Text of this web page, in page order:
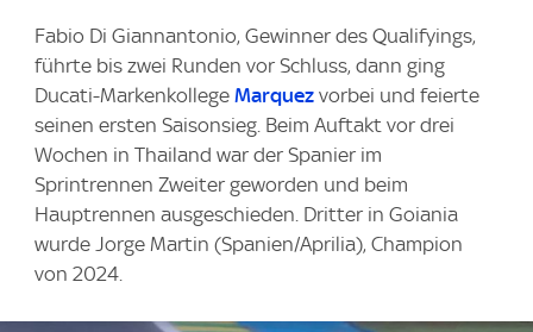
Fabio Di Giannantonio, Gewinner des Qualifyings,
führte bis zwei Runden vor Schluss, dann ging
Ducati-Markenkollege Marquez vorbei und feierte
seinen ersten Saisonsieg. Beim Auftakt vor drei
Wochen in Thailand war der Spanier im
Sprintrennen Zweiter geworden und beim
Hauptrennen ausgeschieden. Dritter in Goiania
wurde Jorge Martin (Spanien/Aprilia), Champion
von 2024.